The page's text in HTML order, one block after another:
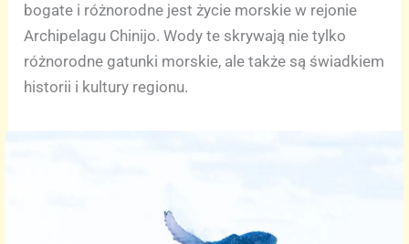
bogate i różnorodne jest życie morskie w rejonie
Archipelagu Chinijo. Wody te skrywają nie tylko
różnorodne gatunki morskie, ale także są świadkiem
historii i kultury regionu.